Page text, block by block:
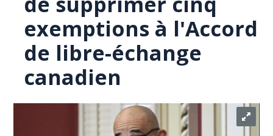
exemptions à l'Accord
de libre-échange
canadien